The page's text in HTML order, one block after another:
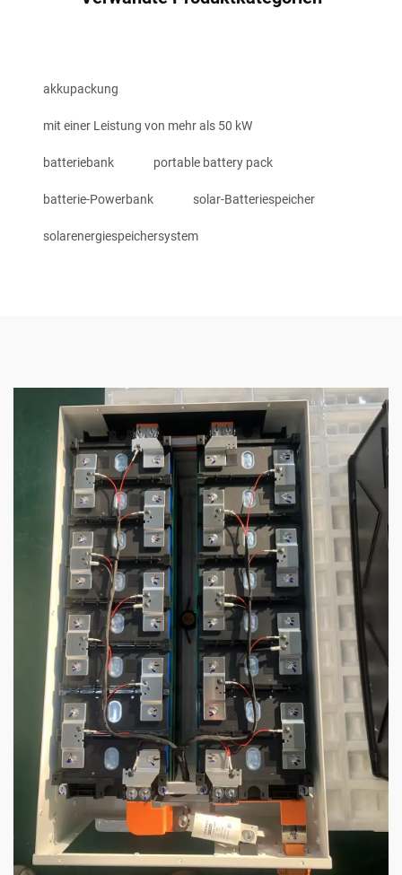
akkupackung
mit einer Leistung von mehr als 50 kW
batteriebank portable battery pack
batterie-Powerbank solar-Batteriespeicher
solarenergiespeichersystem